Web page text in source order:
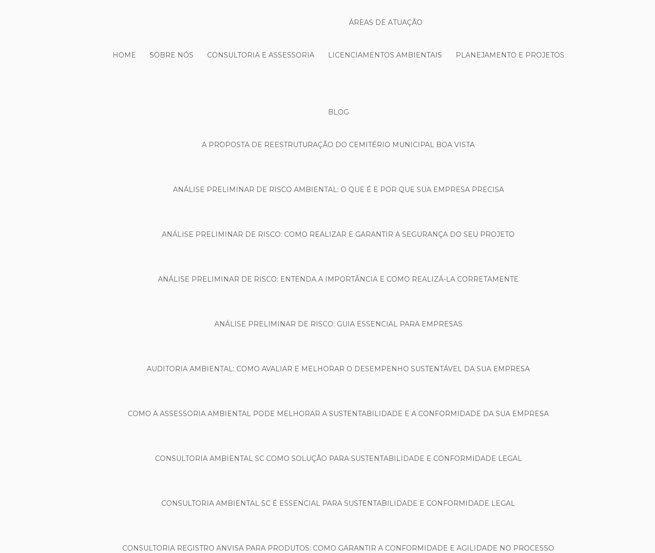
HOME SOBRE NÓS
ÁREAS DE ATUAÇÃO
CONSULTORIA E ASSESSORIA LICENCIAMENTOS AMBIENTAIS PLANEJAMENTO E PROJETOS
BLOG
A PROPOSTA DE REESTRUTURAÇÃO DO CEMITÉRIO MUNICIPAL BOA VISTA
ANÁLISE PRELIMINAR DE RISCO AMBIENTAL: O QUE É E POR QUE SUA EMPRESA PRECISA
ANÁLISE PRELIMINAR DE RISCO: COMO REALIZAR E GARANTIR A SEGURANÇA DO SEU PROJETO
ANÁLISE PRELIMINAR DE RISCO: ENTENDA A IMPORTÂNCIA E COMO REALIZÁ-LA CORRETAMENTE
ANÁLISE PRELIMINAR DE RISCO: GUIA ESSENCIAL PARA EMPRESAS
AUDITORIA AMBIENTAL: COMO AVALIAR E MELHORAR O DESEMPENHO SUSTENTÁVEL DA SUA EMPRESA
COMO A ASSESSORIA AMBIENTAL PODE MELHORAR A SUSTENTABILIDADE E A CONFORMIDADE DA SUA EMPRESA
CONSULTORIA AMBIENTAL SC COMO SOLUÇÃO PARA SUSTENTABILIDADE E CONFORMIDADE LEGAL
CONSULTORIA AMBIENTAL SC É ESSENCIAL PARA SUSTENTABILIDADE E CONFORMIDADE LEGAL
CONSULTORIA REGISTRO ANVISA PARA PRODUTOS: COMO GARANTIR A CONFORMIDADE E AGILIDADE NO PROCESSO